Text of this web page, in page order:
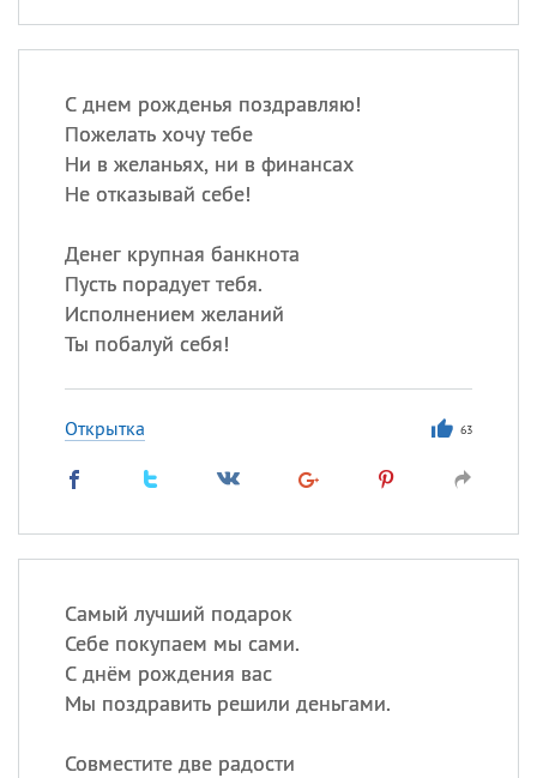
С днем рожденья поздравляю!
Пожелать хочу тебе
Ни в желаньях, ни в финансах
Не отказывай себе!
Денег крупная банкнота
Пусть порадует тебя.
Исполнением желаний
Ты побалуй себя!
Открытка 63
Самый лучший подарок
Себе покупаем мы сами.
С днём рождения вас
Мы поздравить решили деньгами.
Совместите две радости